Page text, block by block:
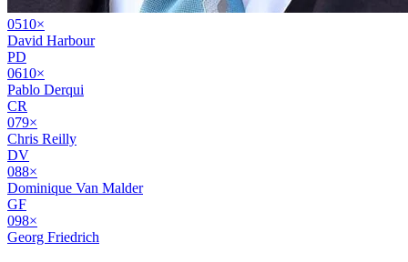
0510×
David Harbour
PD
0610×
Pablo Derqui
CR
079×
Chris Reilly
DV
088×
Dominique Van Malder
GF
098×
Georg Friedrich